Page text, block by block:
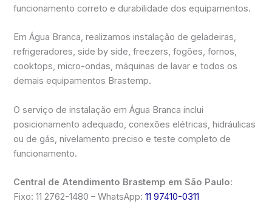
funcionamento correto e durabilidade dos equipamentos.
Em Água Branca, realizamos instalação de geladeiras,
refrigeradores, side by side, freezers, fogões, fornos,
cooktops, micro-ondas, máquinas de lavar e todos os
demais equipamentos Brastemp.
O serviço de instalação em Água Branca inclui
posicionamento adequado, conexões elétricas, hidráulicas
ou de gás, nivelamento preciso e teste completo de
funcionamento.
Central de Atendimento Brastemp em São Paulo:
Fixo: 11 2762-1480 – WhatsApp:11 97410-0311